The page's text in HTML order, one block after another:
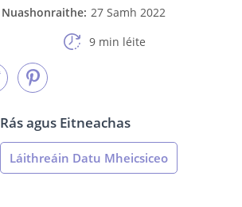
Nuashonraithe: 27 Samh 2022
9 min léite
Rás agus Eitneachas
Láithreáin Datu Mheicsiceo